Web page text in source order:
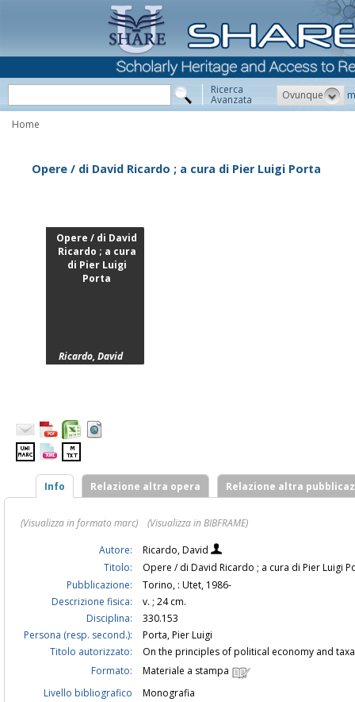
Ricerca
Avanzata Ovunque
Home
Opere / di David Ricardo ; a cura di Pier Luigi Porta
Opere / di David
Ricardo ; a cura
di Pier Luigi
Porta
Ricardo, David
Info Relazione altra opera Relazione altra
(Visualizza in formato marc)
(Visualizza in BIBFRAME)
Autore:
Ricardo, David
Titolo:
Opere / di David Ricardo ; a cura di Pier Luigi
Pubblicazione:
Torino, : Utet, 1986-
Descrizione fisica:
v. ; 24 cm.
Disciplina:
330.153
Persona (resp. second.):
Porta, Pier Luigi
Titolo autorizzato:
On the principles of political economy and
Formato:
Materiale a stampa
Livello bibliografico
Monografia